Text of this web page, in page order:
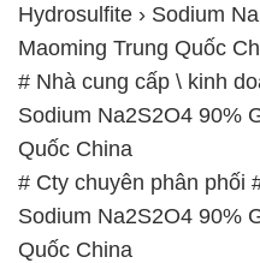
Hydrosulfite › Sodium
Maoming Trung Quốc
# Nhà cung cấp \ kinh
Sodium Na2S2O4 90%
Quốc China
# Cty chuyên phân phối
Sodium Na2S2O4 90%
Quốc China